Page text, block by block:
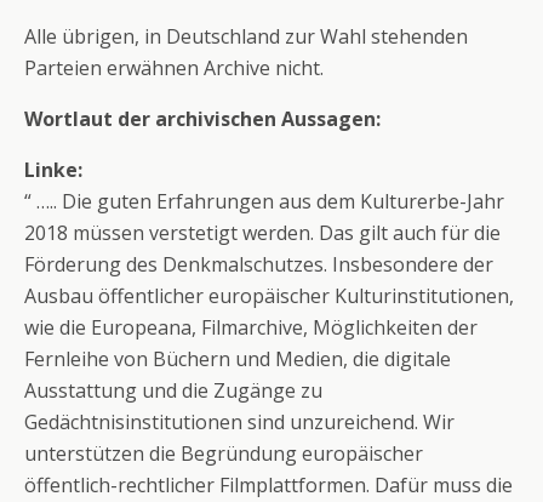
Alle übrigen, in Deutschland zur Wahl stehenden
Parteien erwähnen Archive nicht.
Wortlaut der archivischen Aussagen:
Linke:
“ ….. Die guten Erfahrungen aus dem Kulturerbe-Jahr
2018 müssen verstetigt werden. Das gilt auch für die
Förderung des Denkmalschutzes. Insbesondere der
Ausbau öffentlicher europäischer Kulturinstitutionen,
wie die Europeana, Filmarchive, Möglichkeiten der
Fernleihe von Büchern und Medien, die digitale
Ausstattung und die Zugänge zu
Gedächtnisinstitutionen sind unzureichend. Wir
unterstützen die Begründung europäischer
öffentlich-rechtlicher Filmplattformen. Dafür muss die